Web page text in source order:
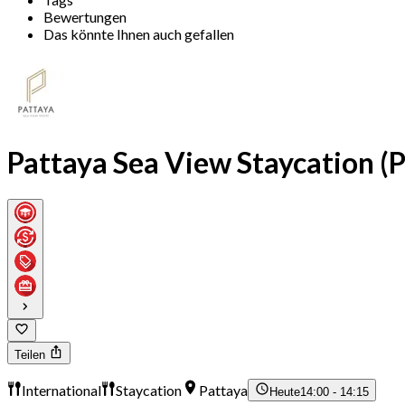
Bewertungen
Das könnte Ihnen auch gefallen
Pattaya Sea View Staycation
Teilen
International Staycation Pattaya Heute14:00 - 14:15